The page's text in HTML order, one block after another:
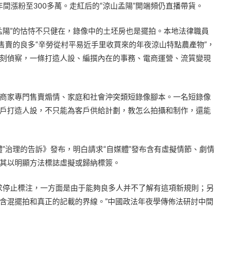
漲粉至300多萬。走紅后的“涼山孟陽”開端頻仍直播帶貨。
”的怙恃不只健在，錄像中的土坯房也是擺拍。本地法律職員
賣的良多“辛勞從村平易近手里收買來的年夜涼山特點農產物”，
偵察，一條打造人設、編撰內在的事務、電商運營、流質變現
家專門售賣煽情、家庭和社會沖突類短錄像腳本。一名短錄像
打造人設，不只能為客戶供給計劃，教怎么拍攝和制作，還能
治理的告訴》發布，明白請求“自媒體”發布含有虛擬情節、劇情
以明顯方法標誌虛擬或歸納標簽。
止標注，一方面是由于能夠良多人并不了解有這項新規則；另
混擺拍和真正的記載的界線。”中國政法年夜學傳佈法研討中間